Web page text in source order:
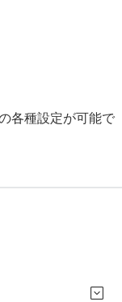
各種設定が可能で